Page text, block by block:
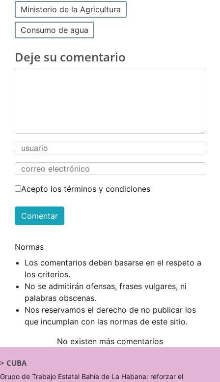
Ministerio de la Agricultura
Consumo de agua
Deje su comentario
Acepto los términos y condiciones
Comentar
Normas
Los comentarios deben basarse en el respeto a
los criterios.
No se admitirán ofensas, frases vulgares, ni
palabras obscenas.
Nos reservamos el derecho de no publicar los
que incumplan con las normas de este sitio.
No existen más comentarios
> CUBA
Grupo de Trabajo Estatal Bahía de La Habana: reforzar el